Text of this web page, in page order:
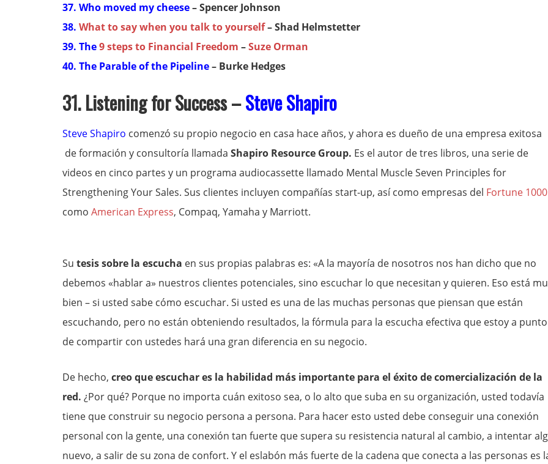
37. Who moved my cheese– Spencer Johnson
38. What to say when you talk to yourself– Shad Helmstetter
39. The9 steps to Financial Freedom –Suze Orman
40. The Parable of the Pipeline– Burke Hedges
31. Listening for Success –Steve Shapiro
Steve Shapiro comenzó su propio negocio en casa hace años, y ahora es dueño de una empresa exitosa
de formación y consultoría llamada Shapiro Resource Group. Es el autor de tres libros, una serie de
videos en cinco partes y un programa audiocassette llamado Mental Muscle Seven Principles for
Strengthening Your Sales. Sus clientes incluyen compañías start-up, así como empresas del Fortune 1000
como American Express, Compaq, Yamaha y Marriott.
Su tesis sobre la escucha en sus propias palabras es: «A la mayoría de nosotros nos han dicho que no
debemos «hablar a» nuestros clientes potenciales, sino escuchar lo que necesitan y quieren. Eso está
bien – si usted sabe cómo escuchar. Si usted es una de las muchas personas que piensan que están
escuchando, pero no están obteniendo resultados, la fórmula para la escucha efectiva que estoy a punto
de compartir con ustedes hará una gran diferencia en su negocio.
De hecho, creo que escuchar es la habilidad más importante para el éxito de comercialización de la
red. ¿Por qué? Porque no importa cuán exitoso sea, o lo alto que suba en su organización, usted todavía
tiene que construir su negocio persona a persona. Para hacer esto usted debe conseguir una conexión
personal con la gente, una conexión tan fuerte que supera su resistencia natural al cambio, a intentar
nuevo, a salir de su zona de confort. Y el eslabón más fuerte de la cadena que conecta a las personas es